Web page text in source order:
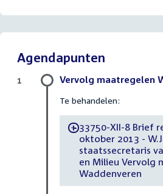
Agendapunten
Vervolg maatregelen
Te behandelen:
-33750-XII-8 Brief
oktober 2013 -
staatssecretaris
en Milieu Vervolg
Waddenveren
1